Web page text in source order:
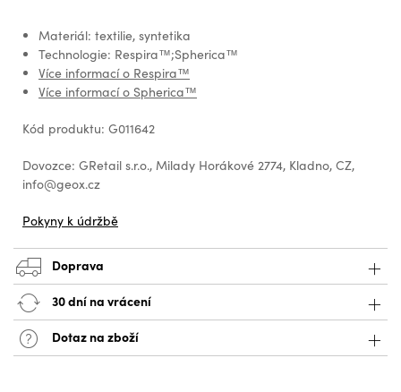
Materiál: textilie, syntetika
Technologie: Respira™;Spherica™
Více informací o Respira™
Více informací o Spherica™
Kód produktu: G011642
Dovozce: GRetail s.r.o., Milady Horákové 2774, Kladno, CZ,
info@geox.cz
Pokyny k údržbě
Doprava
30 dní na vrácení
Dotaz na zboží